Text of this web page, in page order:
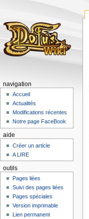
navigation
Accueil
Actualités
Modifications récentes
Notre page FaceBook
aide
Créer un article
A LIRE
outils
Pages liées
Suivi des pages liées
Pages spéciales
Version imprimable
Lien permanent